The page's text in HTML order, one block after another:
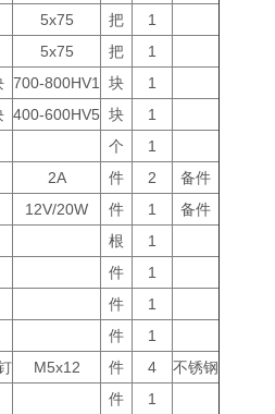
5x75 把
1
5x75 把
1
700-800HV1 块
1
400-600HV5 块
1
个
1
2A 件 2
备件
12V/20W 件 1
备件
根
1
件
1
件
1
件
1
M5x12 件 4
不锈钢
件
1